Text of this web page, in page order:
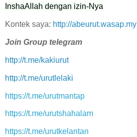
InshaAllah dengan izin-Nya
Kontek saya: http://abeurut.wasap.my
Join Group telegram
http://t.me/kakiurut
http://t.me/urutlelaki
https://t.me/urutmantap
https://t.me/urutshahalam
https://t.me/urutkelantan